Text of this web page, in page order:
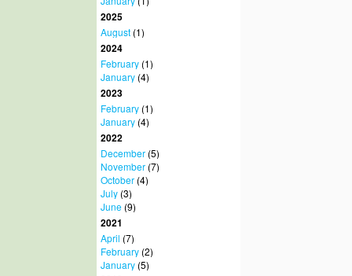
2025
August(1)
2024
February(1)
January(4)
2023
February(1)
January(4)
2022
December(5)
November(7)
October(4)
July(3)
June(9)
2021
April (7)
February(2)
January(5)